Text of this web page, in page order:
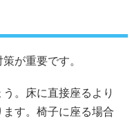
が重要です。
。床に直接座るより
す。椅子に座る場合